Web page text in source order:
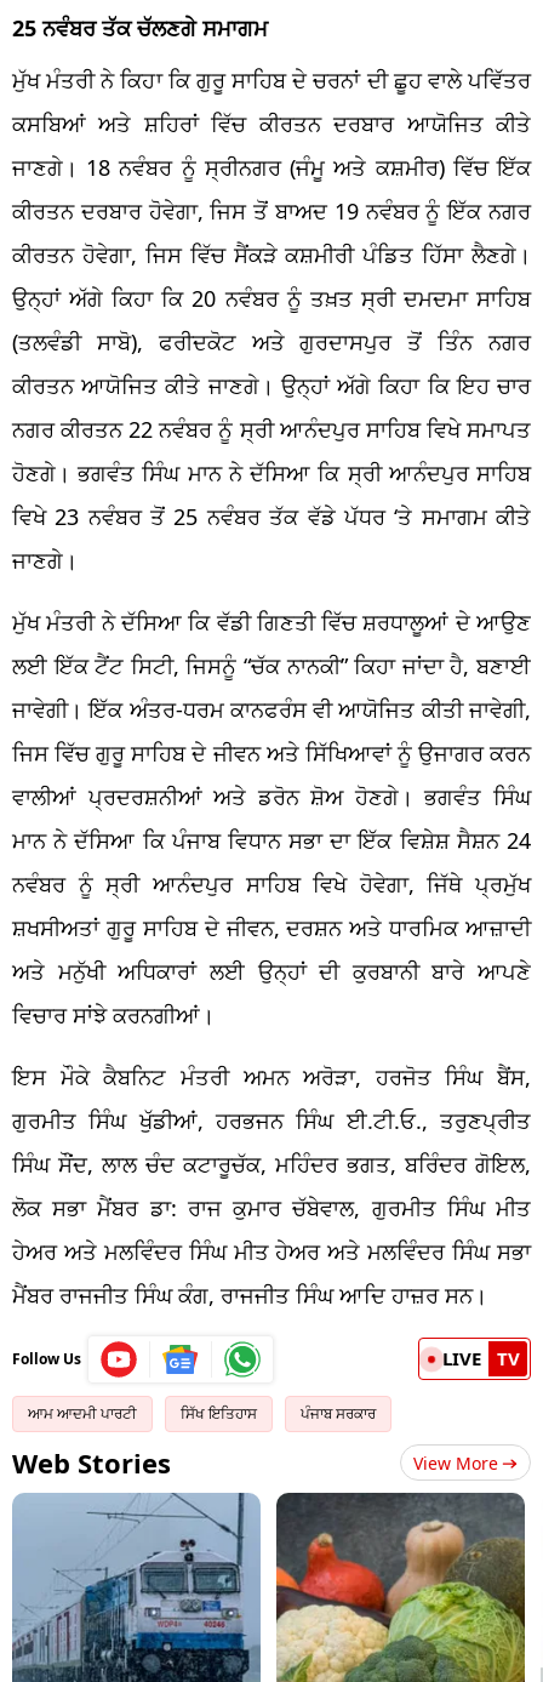
25 ਨਵੰਬਰ ਤੱਕ ਚੱਲਣਗੇ ਸਮਾਗਮ
ਮੁੱਖ ਮੰਤਰੀ ਨੇ ਕਿਹਾ ਕਿ ਗੁਰੂ ਸਾਹਿਬ ਦੇ ਚਰਨਾਂ ਦੀ ਛੂਹ ਵਾਲੇ ਪਵਿੱਤਰ
ਕਸਬਿਆਂ ਅਤੇ ਸ਼ਹਿਰਾਂ ਵਿੱਚ ਕੀਰਤਨ ਦਰਬਾਰ ਆਯੋਜਿਤ ਕੀਤੇ
ਜਾਣਗੇ। 18 ਨਵੰਬਰ ਨੂੰ ਸ੍ਰੀਨਗਰ (ਜੰਮੂ ਅਤੇ ਕਸ਼ਮੀਰ) ਵਿੱਚ ਇੱਕ
ਕੀਰਤਨ ਦਰਬਾਰ ਹੋਵੇਗਾ, ਜਿਸ ਤੋਂ ਬਾਅਦ 19 ਨਵੰਬਰ ਨੂੰ ਇੱਕ ਨਗਰ
ਕੀਰਤਨ ਹੋਵੇਗਾ, ਜਿਸ ਵਿੱਚ ਸੈਂਕੜੇ ਕਸ਼ਮੀਰੀ ਪੰਡਿਤ ਹਿੱਸਾ ਲੈਣਗੇ।
ਉਨ੍ਹਾਂ ਅੱਗੇ ਕਿਹਾ ਕਿ 20 ਨਵੰਬਰ ਨੂੰ ਤਖ਼ਤ ਸ੍ਰੀ ਦਮਦਮਾ ਸਾਹਿਬ
(ਤਲਵੰਡੀ ਸਾਬੋ), ਫਰੀਦਕੋਟ ਅਤੇ ਗੁਰਦਾਸਪੁਰ ਤੋਂ ਤਿੰਨ ਨਗਰ
ਕੀਰਤਨ ਆਯੋਜਿਤ ਕੀਤੇ ਜਾਣਗੇ। ਉਨ੍ਹਾਂ ਅੱਗੇ ਕਿਹਾ ਕਿ ਇਹ ਚਾਰ
ਨਗਰ ਕੀਰਤਨ 22 ਨਵੰਬਰ ਨੂੰ ਸ੍ਰੀ ਆਨੰਦਪੁਰ ਸਾਹਿਬ ਵਿਖੇ ਸਮਾਪਤ
ਹੋਣਗੇ। ਭਗਵੰਤ ਸਿੰਘ ਮਾਨ ਨੇ ਦੱਸਿਆ ਕਿ ਸ੍ਰੀ ਆਨੰਦਪੁਰ ਸਾਹਿਬ
ਵਿਖੇ 23 ਨਵੰਬਰ ਤੋਂ 25 ਨਵੰਬਰ ਤੱਕ ਵੱਡੇ ਪੱਧਰ ‘ਤੇ ਸਮਾਗਮ ਕੀਤੇ
ਜਾਣਗੇ।
ਮੁੱਖ ਮੰਤਰੀ ਨੇ ਦੱਸਿਆ ਕਿ ਵੱਡੀ ਗਿਣਤੀ ਵਿੱਚ ਸ਼ਰਧਾਲੂਆਂ ਦੇ ਆਉਣ
ਲਈ ਇੱਕ ਟੈਂਟ ਸਿਟੀ, ਜਿਸਨੂੰ “ਚੱਕ ਨਾਨਕੀ” ਕਿਹਾ ਜਾਂਦਾ ਹੈ, ਬਣਾਈ
ਜਾਵੇਗੀ। ਇੱਕ ਅੰਤਰ-ਧਰਮ ਕਾਨਫਰੰਸ ਵੀ ਆਯੋਜਿਤ ਕੀਤੀ ਜਾਵੇਗੀ,
ਜਿਸ ਵਿੱਚ ਗੁਰੂ ਸਾਹਿਬ ਦੇ ਜੀਵਨ ਅਤੇ ਸਿੱਖਿਆਵਾਂ ਨੂੰ ਉਜਾਗਰ ਕਰਨ
ਵਾਲੀਆਂ ਪ੍ਰਦਰਸ਼ਨੀਆਂ ਅਤੇ ਡਰੋਨ ਸ਼ੋਅ ਹੋਣਗੇ। ਭਗਵੰਤ ਸਿੰਘ
ਮਾਨ ਨੇ ਦੱਸਿਆ ਕਿ ਪੰਜਾਬ ਵਿਧਾਨ ਸਭਾ ਦਾ ਇੱਕ ਵਿਸ਼ੇਸ਼ ਸੈਸ਼ਨ 24
ਨਵੰਬਰ ਨੂੰ ਸ੍ਰੀ ਆਨੰਦਪੁਰ ਸਾਹਿਬ ਵਿਖੇ ਹੋਵੇਗਾ, ਜਿੱਥੇ ਪ੍ਰਮੁੱਖ
ਸ਼ਖਸੀਅਤਾਂ ਗੁਰੂ ਸਾਹਿਬ ਦੇ ਜੀਵਨ, ਦਰਸ਼ਨ ਅਤੇ ਧਾਰਮਿਕ ਆਜ਼ਾਦੀ
ਅਤੇ ਮਨੁੱਖੀ ਅਧਿਕਾਰਾਂ ਲਈ ਉਨ੍ਹਾਂ ਦੀ ਕੁਰਬਾਨੀ ਬਾਰੇ ਆਪਣੇ
ਵਿਚਾਰ ਸਾਂਝੇ ਕਰਨਗੀਆਂ।
ਇਸ ਮੌਕੇ ਕੈਬਨਿਟ ਮੰਤਰੀ ਅਮਨ ਅਰੋੜਾ, ਹਰਜੋਤ ਸਿੰਘ ਬੈਂਸ,
ਗੁਰਮੀਤ ਸਿੰਘ ਖੁੱਡੀਆਂ, ਹਰਭਜਨ ਸਿੰਘ ਈ.ਟੀ.ਓ., ਤਰੁਣਪ੍ਰੀਤ
ਸਿੰਘ ਸੌਂਦ, ਲਾਲ ਚੰਦ ਕਟਾਰੂਚੱਕ, ਮਹਿੰਦਰ ਭਗਤ, ਬਰਿੰਦਰ ਗੋਇਲ,
ਲੋਕ ਸਭਾ ਮੈਂਬਰ ਡਾ: ਰਾਜ ਕੁਮਾਰ ਚੱਬੇਵਾਲ, ਗੁਰਮੀਤ ਸਿੰਘ ਮੀਤ
ਹੇਅਰ ਅਤੇ ਮਲਵਿੰਦਰ ਸਿੰਘ ਮੀਤ ਹੇਅਰ ਅਤੇ ਮਲਵਿੰਦਰ ਸਿੰਘ ਸਭਾ
ਮੈਂਬਰ ਰਾਜਜੀਤ ਸਿੰਘ ਕੰਗ, ਰਾਜਜੀਤ ਸਿੰਘ ਆਦਿ ਹਾਜ਼ਰ ਸਨ।
Follow Us LIVE TV
ਆਮ ਆਦਮੀ ਪਾਰਟੀ ਸਿੱਖ ਇਤਿਹਾਸ ਪੰਜਾਬ ਸਰਕਾਰ
Web Stories View More